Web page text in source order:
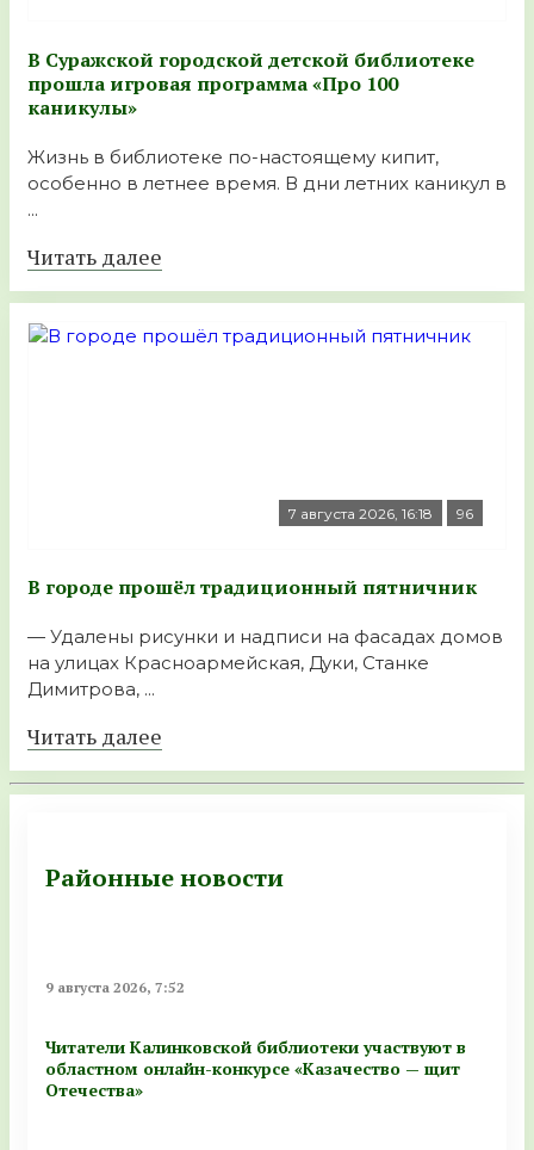
В Суражской городской детской библиотеке
прошла игровая программа «Про 100
каникулы»
Жизнь в библиотеке по-настоящему кипит,
особенно в летнее время. В дни летних каникул в
...
Читать далее
7 августа 2026, 16:18 96
В городе прошёл традиционный пятничник
— Удалены рисунки и надписи на фасадах домов
на улицах Красноармейская, Дуки, Станке
Димитрова, ...
Читать далее
Районные новости
9 августа 2026, 7:52
Читатели Калинковской библиотеки участвуют в
областном онлайн-конкурсе «Казачество — щит
Отечества»